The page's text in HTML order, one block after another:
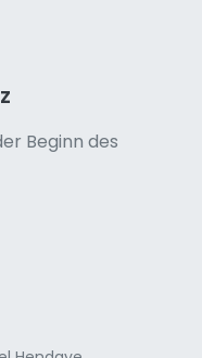
Beginn des